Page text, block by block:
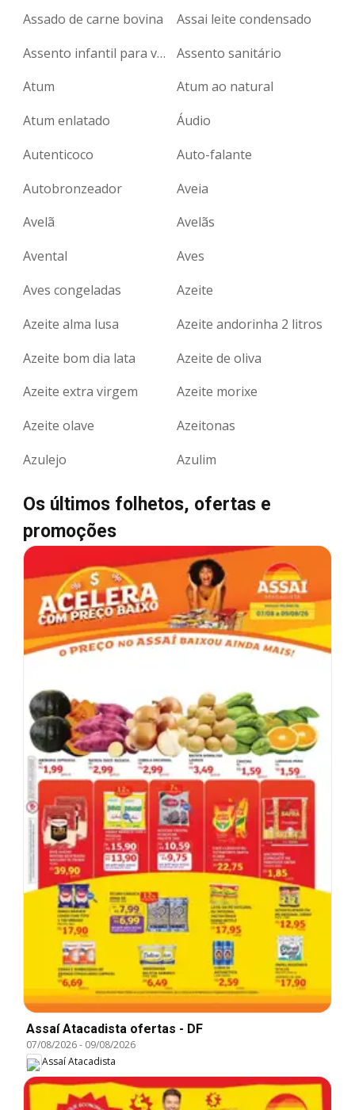
Assado de carne bovina
Assai leite condensado
Assento infantil para vaso sanitário
Assento sanitário
Atum
Atum ao natural
Atum enlatado
Áudio
Autenticoco
Auto-falante
Autobronzeador
Aveia
Avelã
Avelãs
Avental
Aves
Aves congeladas
Azeite
Azeite alma lusa
Azeite andorinha 2 litros
Azeite bom dia lata
Azeite de oliva
Azeite extra virgem
Azeite morixe
Azeite olave
Azeitonas
Azulejo
Azulim
Os últimos folhetos, ofertas e
promoções
Assaí Atacadista ofertas - DF
07/08/2026- 09/08/2026
Assaí Atacadista